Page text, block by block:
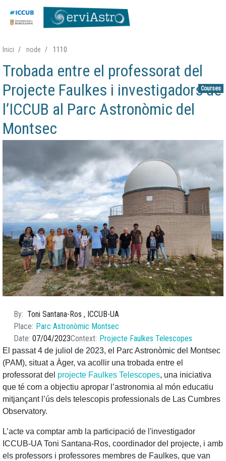
main
Inici node 1110
Courses
Trobada entre el professorat del
Projecte Faulkes i investigadors de
l’ICCUB al Parc Astronòmic del
Montsec
By Toni Santana-Ros , ICCUB-UA
Place
Parc Astronòmic Montsec
Date 07/04/2023Context Projecte Faulkes Telescopes
El passat 4 de juliol de 2023, el Parc Astronòmic del Montsec
(PAM), situat a Àger, va acollir una trobada entre el
professorat del projecte Faulkes Telescopes, una iniciativa
que té com a objectiu apropar l’astronomia al món educatiu
mitjançant l’ús dels telescopis professionals de Las Cumbres
Observatory.
L’acte va comptar amb la participació de l'investigador
ICCUB-UA Toni Santana-Ros, coordinador del projecte, i amb
els professors i professores membres de Faulkes, que van